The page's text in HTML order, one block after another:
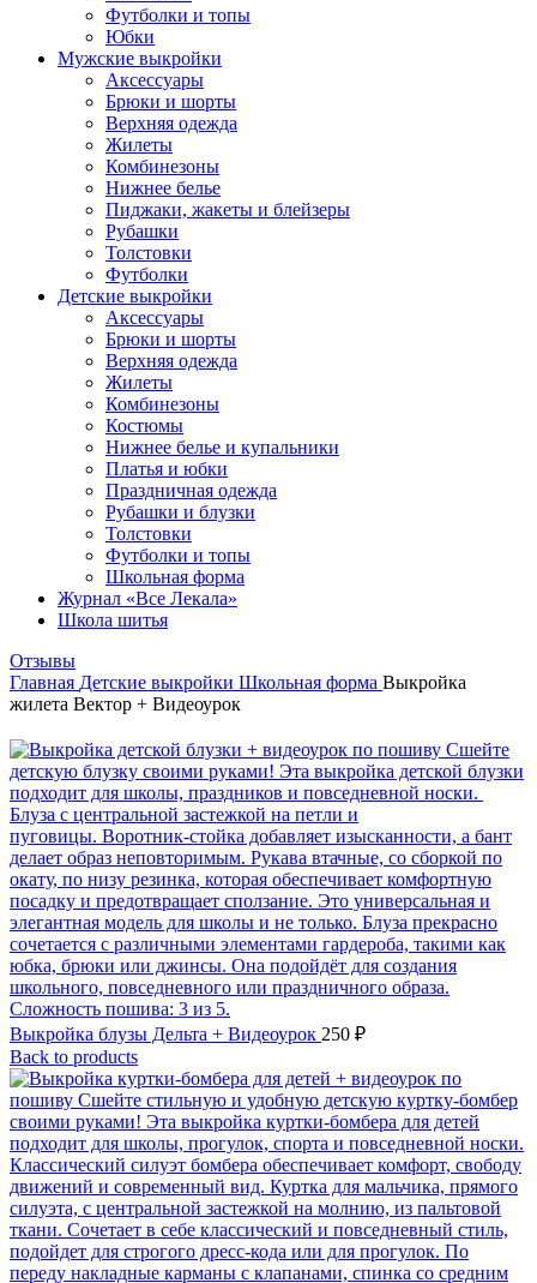
Футболки и топы
Юбки
Мужские выкройки
Аксессуары
Брюки и шорты
Верхняя одежда
Жилеты
Комбинезоны
Нижнее белье
Пиджаки, жакеты и блейзеры
Рубашки
Толстовки
Футболки
Детские выкройки
Аксессуары
Брюки и шорты
Верхняя одежда
Жилеты
Комбинезоны
Костюмы
Нижнее белье и купальники
Платья и юбки
Праздничная одежда
Рубашки и блузки
Толстовки
Футболки и топы
Школьная форма
Журнал «Все Лекала»
Школа шитья
Отзывы
Главная Детские выкройки Школьная форма Выкройка
жилета Вектор + Видеоурок
Выкройка блузы Дельта + Видеоурок 250 ₽
Back to products